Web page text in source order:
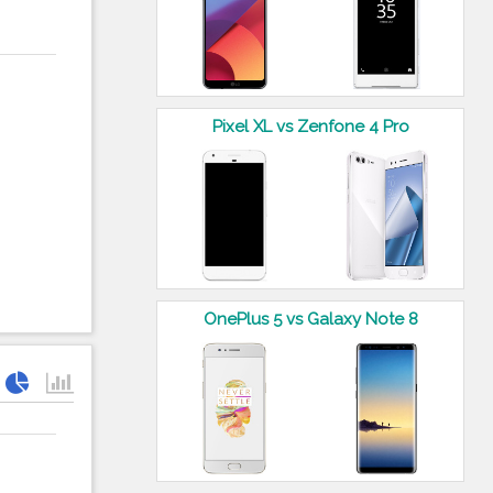
Pixel XL vs Zenfone 4 Pro
OnePlus 5 vs Galaxy Note 8